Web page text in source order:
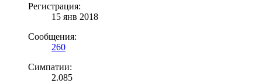
Регистрация:
15 янв 2018
Сообщения:
260
Симпатии:
2.085